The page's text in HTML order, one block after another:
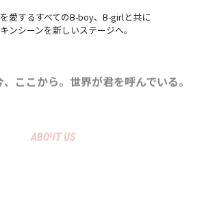
愛するすべてのB-boy、B-girlと共に
ンシーンを新しいステージへ。
ここから。世界が君を呼んでいる。